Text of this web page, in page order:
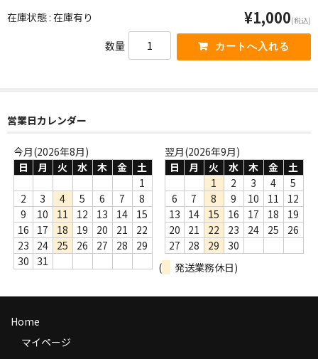
7INC
レア盤（1万円以上）
Webのみ no.4
売り切れ
Help
送料
お支払い方法
返品
在庫状態 : 在庫有り ¥1,000(税込)
数量
営業日カレンダー
今月(2026年8月)
日
月 火 水 木 金
土
1
2
3 4 5 6 7
8
9
10 11 12 13 14
15
16
17 18 19 20 21
22
23
24 25 26 27 28
29
30
31
翌月(2026年9月)
日
月 火 水 木 金
土
1
2 3 4
5
6
7 8 9 10 11
12
13
14 15 16 17 18
19
20
21 22 23 24 25
26
27
28 29
30
(
発送業務休日)
Home
マイページ